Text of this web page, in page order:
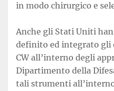
in modo chirurgico e
Anche gli Stati Uniti
definito ed integrato gli
CW all’interno degli
Dipartimento della
tali strumenti